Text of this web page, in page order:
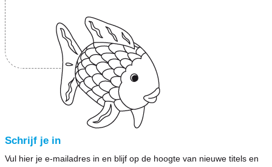
Schrijf je in
Vul hier je e-mailadres in en blijf op de hoogte van nieuwe titels en